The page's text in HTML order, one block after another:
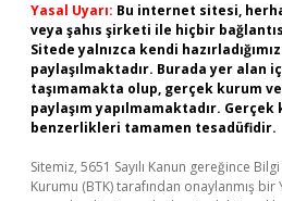
Yasal Uyarı: Bu internet sitesi,
veya şahıs şirketi ile hiçbir
Sitede yalnızca kendi
paylaşılmaktadır. Burada yer alan
taşımamakta olup, gerçek kurum
paylaşım yapılmamaktadır.
benzerlikleri tamamen tesadüfidir.
Sitemiz, 5651 Sayılı Kanun gereğince
Kurumu (BTK) tarafından onaylanmış bir